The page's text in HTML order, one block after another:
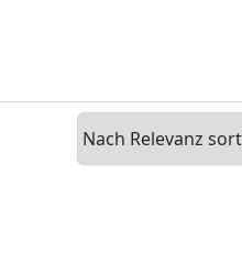
Sortieren